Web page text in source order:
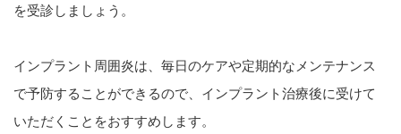
を受診しましょう。
インプラント周囲炎は、毎日のケアや定期的なメンテナンス
で予防することができるので、インプラント治療後に受けて
いただくことをおすすめします。